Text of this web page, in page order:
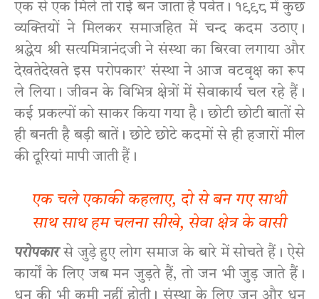
एक से एक मिले तो राई बन जाता है पर्वत। १९९८ में कुछ
व्यक्तियों ने मिलकर समाजहित में चन्द कदम उठाए।
श्रद्धेय श्री सत्यमित्रानंदजी ने संस्था का बिरवा लगाया और
देखतेदेखते इस परोपकार’ संस्था ने आज वटवृक्ष का रूप
ले लिया। जीवन के विभित्र क्षेत्रों में सेवाकार्य चल रहे हैं।
कई प्रकल्पों को साकर किया गया है। छोटी छोटी बातों से
ही बनती है बड़ी बातें। छोटे छोटे कदमों से ही हजारों मील
की दूरियां मापी जाती हैं।
एक चले एकाकी कहलाए, दो से बन गए साथी
साथ साथ हम चलना सीखे, सेवा क्षेत्र के वासी
परोपकारसे जुड़े हुए लोग समाज के बारे में सोचते हैं। ऐसे
कार्यों के लिए जब मन जुड़ते हैं, तो जन भी जुड़ जाते हैं।